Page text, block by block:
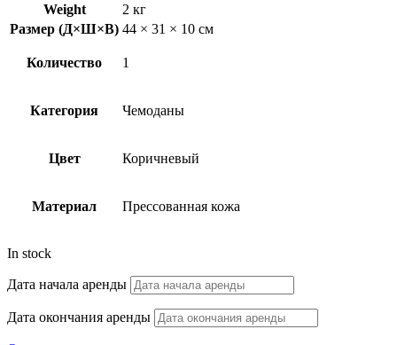
Weight
2 кг
Размер (Д×Ш×В) 44 × 31 × 10 см
Количество 1
Категория Чемоданы
Цвет Коричневый
Материал Прессованная кожа
In stock
Дата начала аренды
Дата окончания аренды